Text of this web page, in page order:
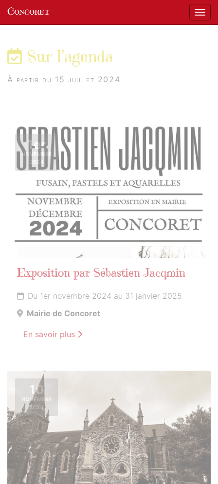
Concoret
Sur l’agenda
À partir du 15 juillet 2024
1er
NOVEMBRE
2024
Exposition par Sébastien Jacqmin
Du 1er novembre 2024 au 31 janvier 2025
Mairie de Concoret
En savoir plus
10
NOVEMBRE
2024
Panneau de gestion des cookies